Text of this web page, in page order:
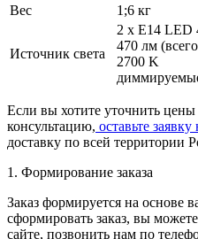
Вес
1;6 кг
Источник света
2 x E14 LED
470 лм (всего
2700 K
Если вы хотите уточнить
консультацию, оставьте заявку
доставку по всей территории
1. Формирование заказа
Заказ формируется на основе
сформировать заказ, вы
сайте, позвонить нам по